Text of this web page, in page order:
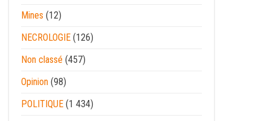
Mines (12)
NECROLOGIE (126)
Non classé (457)
Opinion (98)
POLITIQUE (1 434)